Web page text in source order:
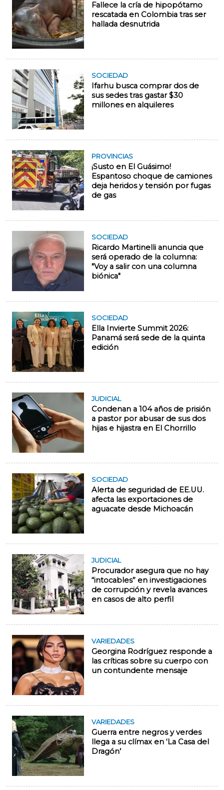
Fallece la cría de hipopótamo
rescatada en Colombia tras ser
hallada desnutrida
SOCIEDAD
Ifarhu busca comprar dos de
sus sedes tras gastar $30
millones en alquileres
PROVINCIAS
¡Susto en El Guásimo!
Espantoso choque de camiones
deja heridos y tensión por fugas
de gas
SOCIEDAD
Ricardo Martinelli anuncia que
será operado de la columna:
"Voy a salir con una columna
biónica"
SOCIEDAD
Ella Invierte Summit 2026:
Panamá será sede de la quinta
edición
JUDICIAL
Condenan a 104 años de prisión
a pastor por abusar de sus dos
hijas e hijastra en El Chorrillo
SOCIEDAD
Alerta de seguridad de EE.UU.
afecta las exportaciones de
aguacate desde Michoacán
JUDICIAL
Procurador asegura que no hay
“intocables” en investigaciones
de corrupción y revela avances
en casos de alto perfil
VARIEDADES
Georgina Rodríguez responde a
las críticas sobre su cuerpo con
un contundente mensaje
VARIEDADES
Guerra entre negros y verdes
llega a su clímax en ‘La Casa del
Dragón’